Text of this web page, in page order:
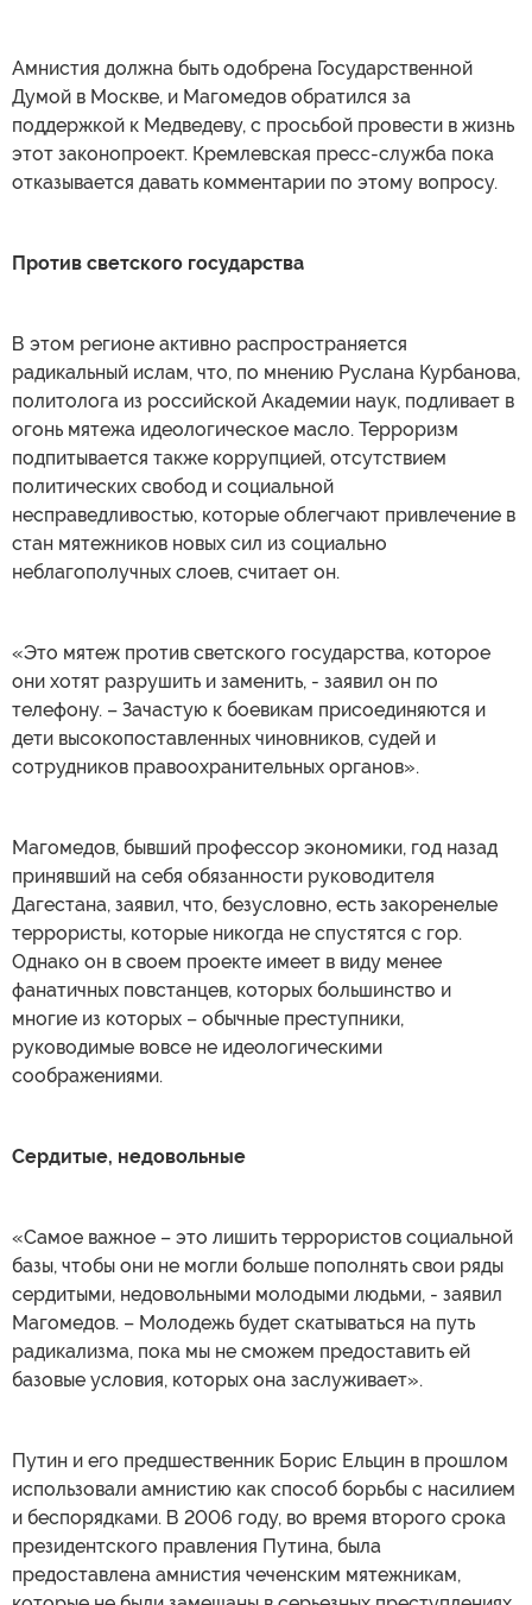
Амнистия должна быть одобрена Государственной
Думой в Москве, и Магомедов обратился за
поддержкой к Медведеву, с просьбой провести в жизнь
этот законопроект. Кремлевская пресс-служба пока
отказывается давать комментарии по этому вопросу.
Против светского государства
В этом регионе активно распространяется
радикальный ислам, что, по мнению Руслана Курбанова,
политолога из российской Академии наук, подливает в
огонь мятежа идеологическое масло. Терроризм
подпитывается также коррупцией, отсутствием
политических свобод и социальной
несправедливостью, которые облегчают привлечение в
стан мятежников новых сил из социально
неблагополучных слоев, считает он.
«Это мятеж против светского государства, которое
они хотят разрушить и заменить, - заявил он по
телефону. – Зачастую к боевикам присоединяются и
дети высокопоставленных чиновников, судей и
сотрудников правоохранительных органов».
Магомедов, бывший профессор экономики, год назад
принявший на себя обязанности руководителя
Дагестана, заявил, что, безусловно, есть закоренелые
террористы, которые никогда не спустятся с гор.
Однако он в своем проекте имеет в виду менее
фанатичных повстанцев, которых большинство и
многие из которых – обычные преступники,
руководимые вовсе не идеологическими
соображениями.
Сердитые, недовольные
«Самое важное – это лишить террористов социальной
базы, чтобы они не могли больше пополнять свои ряды
сердитыми, недовольными молодыми людьми, - заявил
Магомедов. – Молодежь будет скатываться на путь
радикализма, пока мы не сможем предоставить ей
базовые условия, которых она заслуживает».
Путин и его предшественник Борис Ельцин в прошлом
использовали амнистию как способ борьбы с насилием
и беспорядками. В 2006 году, во время второго срока
президентского правления Путина, была
предоставлена амнистия чеченским мятежникам,